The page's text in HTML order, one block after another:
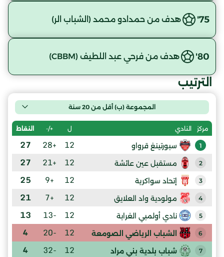
75' هدف من حمدادو محمد (الشباب الر)
80' هدف من فرحي عبد اللطيف (CBBM)
الترتيب
المجموعة (ب) أقل من 20 سنة
مركز النادي ل +/- النقاط
1 سبورتينغ قرواو 12
+28
27
2 مستقبل عين عائشة 12
+21
27
3 إتحاد سواكرية 12
+9
25
4 مولودية واد العلايق 12
+7
21
5 نادي أولمبي الغرابة 12
-13
13
6 الشباب الرياضي الصومعة 12
-20
4
7 شباب بلدية بني مراد 12
-32
4